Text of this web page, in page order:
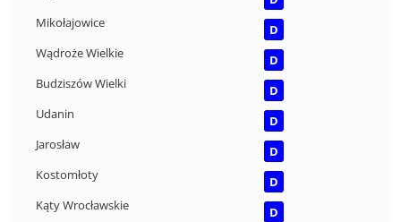
Mikołajowice
D
Wądroże Wielkie
D
Budziszów Wielki
D
Udanin
D
Jarosław
D
Kostomłoty
D
Kąty Wrocławskie
D